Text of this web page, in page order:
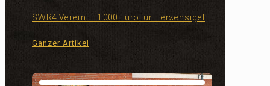
SWR4 Vereint – 1.000 Euro für Herzensigel
Ganzer Artikel